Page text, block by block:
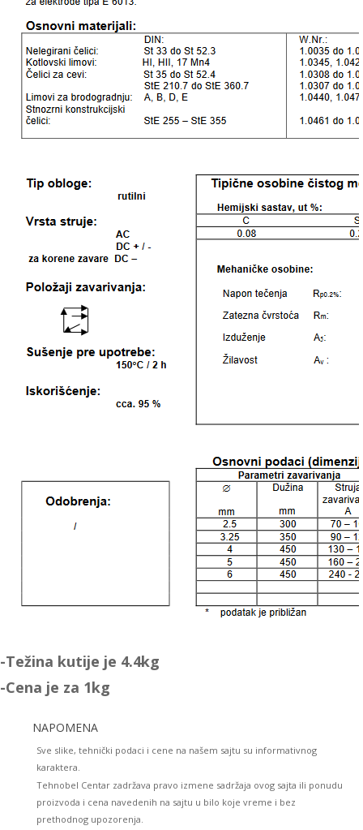
-Težina kutije je 4.4kg
-Cena je za 1kg
NAPOMENA
Sve slike, tehnički podaci i cene na našem sajtu su informativnog
karaktera.
Tehnobel Centar zadržava pravo izmene sadržaja ovog sajta ili ponudu
proizvoda i cena navedenih na sajtu u bilo koje vreme i bez
prethodnog upozorenja.